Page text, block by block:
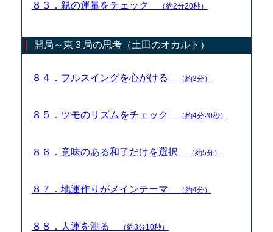
８３．親の運量をチェック （約2分20秒）
開局～東３局の思考（土田のオカルト）
８４．フルスイングを心がける （約3分）
８５．ツモのリズムをチェック （約4分20秒）
８６．意味のある和了だけを選択 （約5分）
８７．地運作りがメインテーマ （約4分）
８８．人運を測る （約3分10秒）